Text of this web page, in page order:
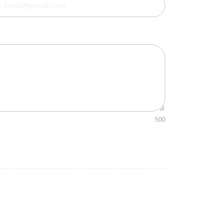
500